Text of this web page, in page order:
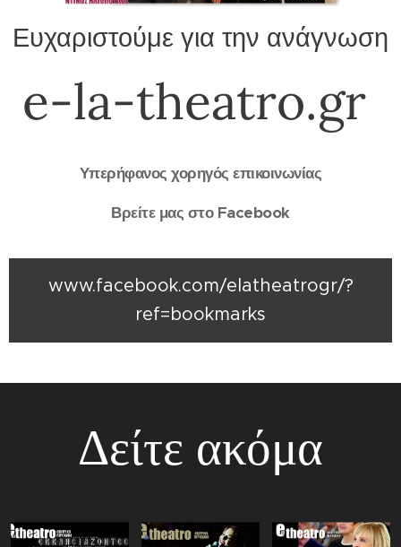
Ευχαριστούμε για την ανάγνωση
e-la-theatro.gr
Υπερήφανος χορηγός επικοινωνίας
Βρείτε μας στο Facebook
www.facebook.com/elatheatrogr/?
ref=bookmarks
Δείτε ακόμα